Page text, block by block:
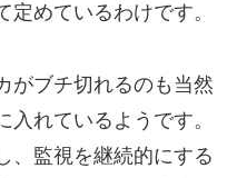
めているわけです。
がブチ切れるのも当然
れているようです。
、監視を継続的にする